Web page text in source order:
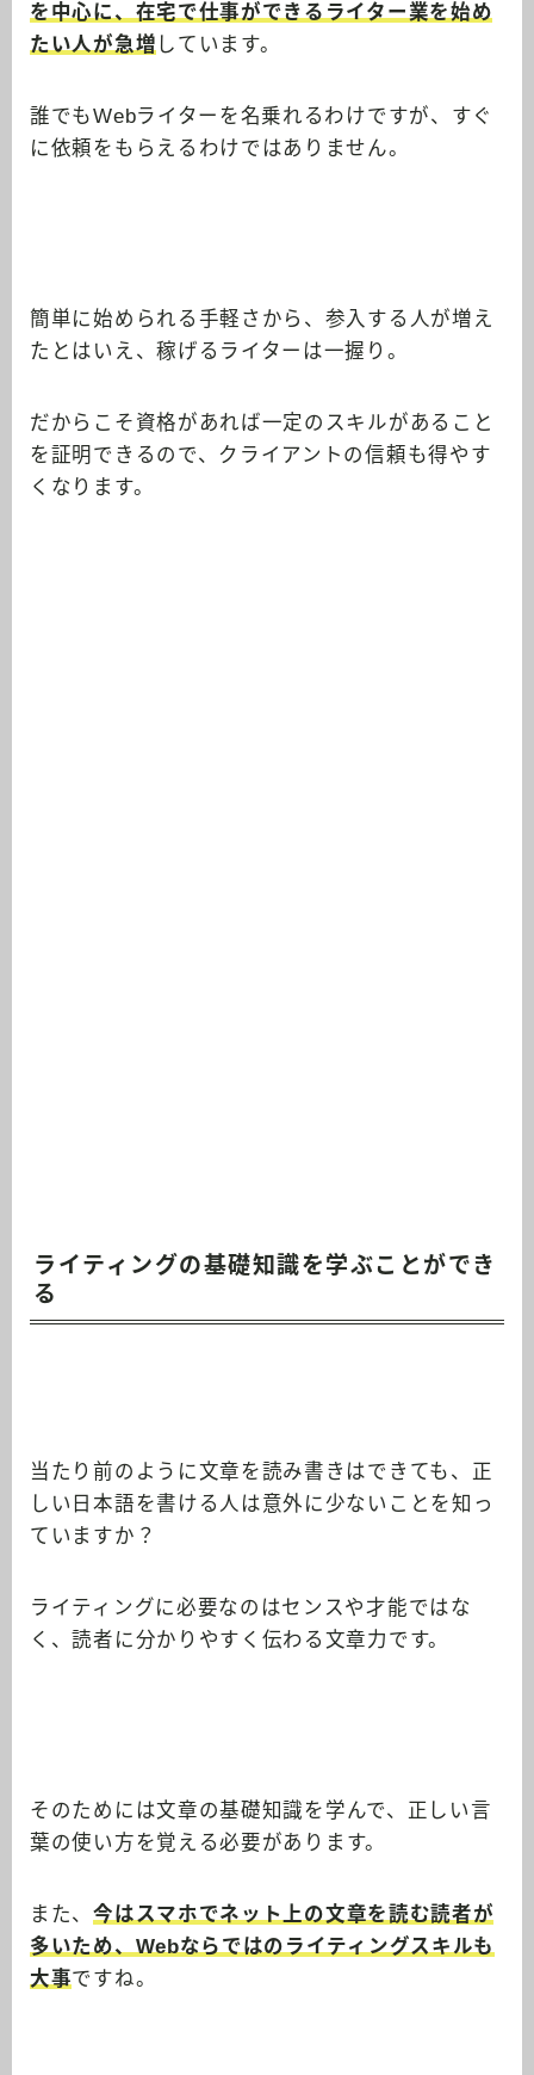
を中心に、在宅で仕事ができるライター業を始め
たい人が急増 しています。
誰でもWebライターを名乗れるわけですが、すぐ
に依頼をもらえるわけではありません。
簡単に始められる手軽さから、参入する人が増え
たとはいえ、稼げるライターは一握り。
だからこそ資格があれば一定のスキルがあること
を証明できるので、クライアントの信頼も得やす
くなります。
ライティングの基礎知識を学ぶことができ
る
当たり前のように文章を読み書きはできても、正
しい日本語を書ける人は意外に少ないことを知っ
ていますか？
ライティングに必要なのはセンスや才能ではな
く、読者に分かりやすく伝わる文章力です。
そのためには文章の基礎知識を学んで、正しい言
葉の使い方を覚える必要があります。
また、今はスマホでネット上の文章を読む読者が
多いため、Webならではのライティングスキルも
大事ですね。